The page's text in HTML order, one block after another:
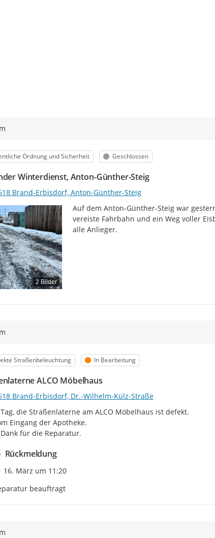
Ordnung und Sicherheit Status
Geschlossen
Winterdienst, Anton-Günther-Steig
Brand-Erbisdorf, Anton-Günther-Steig
2 Bilder
Auf dem Anton-Günther-Steig war
vereiste Fahrbahn und ein Weg voller
alle Anlieger.
Straßenbeleuchtung Status
In Bearbeitung
ALCO Möbelhaus
Brand-Erbisdorf, Dr.-Wilhelm-Külz-Straße
die Straßenlaterne am ALCO Möbelhaus ist defekt.
Eingang der Apotheke.
für die Reparatur.
Rückmeldung
Zeitpunkt des Erstellens
16. März um 11:20
beauftragt